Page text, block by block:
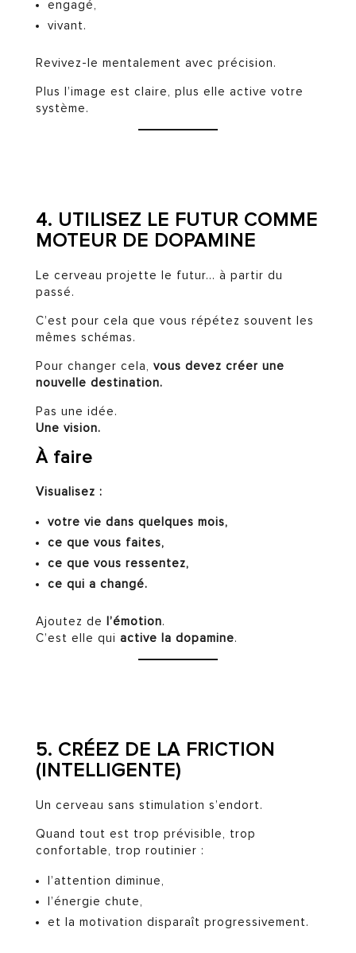
engagé,
vivant.
Revivez-le mentalement avec précision.
Plus l’image est claire, plus elle active votre
système.
4. UTILISEZ LE FUTUR COMME
MOTEUR DE DOPAMINE
Le cerveau projette le futur… à partir du
passé.
C’est pour cela que vous répétez souvent les
mêmes schémas.
Pour changer cela, vous devez créer une
nouvelle destination.
Pas une idée.
Une vision.
À faire
Visualisez :
votre vie dans quelques mois,
ce que vous faites,
ce que vous ressentez,
ce qui a changé.
Ajoutez de l’émotion.
C’est elle qui active la dopamine.
5. CRÉEZ DE LA FRICTION
(INTELLIGENTE)
Un cerveau sans stimulation s’endort.
Quand tout est trop prévisible, trop
confortable, trop routinier :
l’attention diminue,
l’énergie chute,
et la motivation disparaît progressivement.